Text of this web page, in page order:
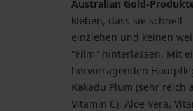
Australian Gold-
kleben, dass sie schnell
einziehen und keinen
"Film" hinterlassen. Mit
hervorragenden
Kakadu Plum (sehr reich
Vitamin C), Aloe Vera,